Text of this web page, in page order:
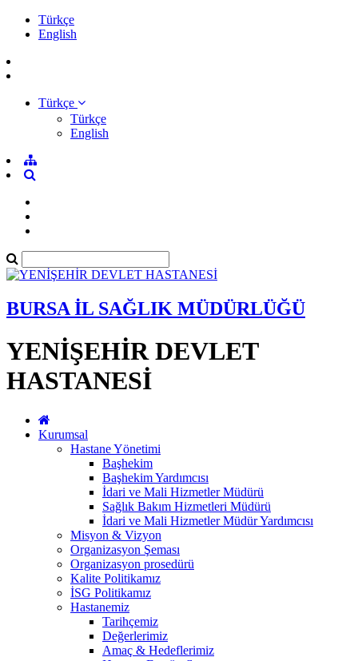
Türkçe
English
Türkçe
Türkçe
English
BURSA İL SAĞLIK MÜDÜRLÜĞÜ
YENİŞEHİR DEVLET
HASTANESİ
Kurumsal
Hastane Yönetimi
Başhekim
Başhekim Yardımcısı
İdari ve Mali Hizmetler Müdürü
Sağlık Bakım Hizmetleri Müdürü
İdari ve Mali Hizmetler Müdür Yardımcısı
Misyon & Vizyon
Organizasyon Şeması
Organizasyon prosedürü
Kalite Politikamız
İSG Politikamız
Hastanemiz
Tarihçemiz
Değerlerimiz
Amaç & Hedeflerimiz